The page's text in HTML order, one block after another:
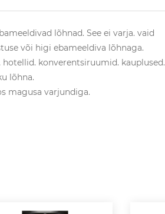
lõhnad. See ei varja. vaid
või higi ebameeldiva lõhnaga.
konverentsiruumid. kauplused.
lõhna.
magusa varjundiga.